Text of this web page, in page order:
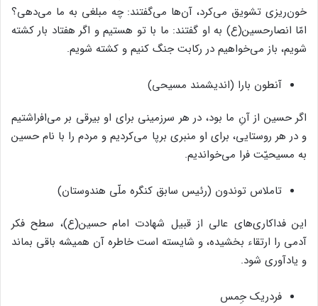
خون‌ریزی تشویق می‌‌کرد، آن‌ها می‌گفتند: چه مبلغی به ما می‌دهی؟
امّا انصارحسین(ع) به او گفتند: ما با تو هستیم و اگر هفتاد بار کشته
شویم، باز می‌خواهیم در رکابت جنگ کنیم و کشته شویم.
آنطون بارا (اندیشمند مسیحی)
اگر حسین از آنِ ما بود، در هر سرزمینی برای او بیرقی بر می‌افراشتیم
و در هر روستایی، برای او منبری برپا می‌کردیم و مردم را با نام حسین
به مسیحیّت فرا می‌خواندیم.
تاملاس توندون (رئیس سابق کنگره ملّی هندوستان)
این فداکاری‌های عالی از قبیل شهادت امام حسین(ع)، سطح فکر
آدمی را ارتقاء بخشیده، و شایسته است خاطره آن همیشه باقی بماند
و یادآوری شود.
فردریک جِمس